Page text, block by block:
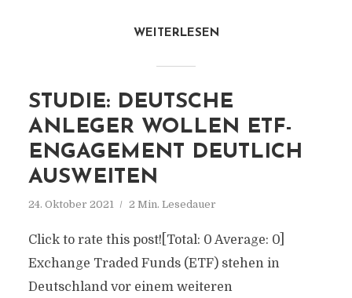
WEITERLESEN
STUDIE: DEUTSCHE
ANLEGER WOLLEN ETF-
ENGAGEMENT DEUTLICH
AUSWEITEN
24. Oktober 2021 2 Min. Lesedauer
Click to rate this post![Total: 0 Average: 0]
Exchange Traded Funds (ETF) stehen in
Deutschland vor einem weiteren